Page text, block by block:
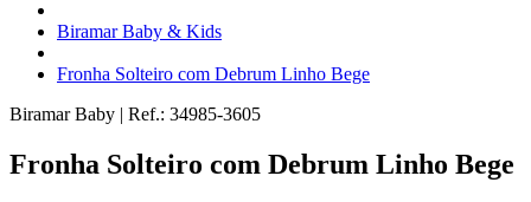
Biramar Baby & Kids
Fronha Solteiro com Debrum Linho Bege
Biramar Baby | Ref.: 34985-3605
Fronha Solteiro com Debrum Linho Bege